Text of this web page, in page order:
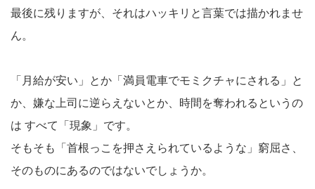
最後に残りますが、それはハッキリと言葉では描かれませ
ん。
「月給が安い」とか「満員電車でモミクチャにされる」と
か、嫌な上司に逆らえないとか、時間を奪われるというの
は すべて「現象」です。
そもそも「首根っこを押さえられているような」窮屈さ、
そのものにあるのではないでしょうか。